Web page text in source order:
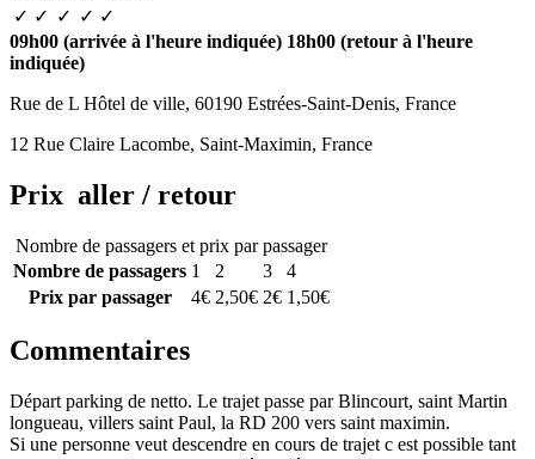
✓ ✓ ✓ ✓ ✓
09h00 (arrivée à l'heure indiquée) 18h00 (retour à l'heure
indiquée)
Rue de L Hôtel de ville, 60190 Estrées-Saint-Denis, France
12 Rue Claire Lacombe, Saint-Maximin, France
Prix aller / retour
Nombre de passagers et prix par passager
Nombre de passagers 1 2 3
4
Prix par passager
4€ 2,50€ 2€ 1,50€
Commentaires
Départ parking de netto. Le trajet passe par Blincourt, saint Martin
longueau, villers saint Paul, la RD 200 vers saint maximin.
Si une personne veut descendre en cours de trajet c est possible tant